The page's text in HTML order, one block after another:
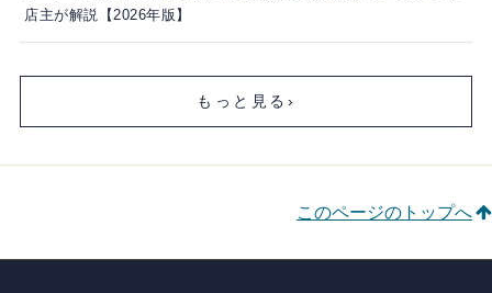
店主が解説【2026年版】
もっと見る ›
このページのトップへ